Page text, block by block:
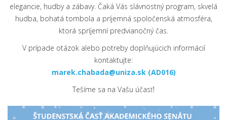
elegancie, hudby a zábavy. Čaká Vás slávnostný program, skvelá
hudba, bohatá tombola a príjemná spoločenská atmosféra,
ktorá spríjemní predvianočný čas.
V prípade otázok alebo potreby doplňujúcich informácií
kontaktujte:
marek.chabada@uniza.sk(AD016)
Tešíme sa na Vašu účasť!